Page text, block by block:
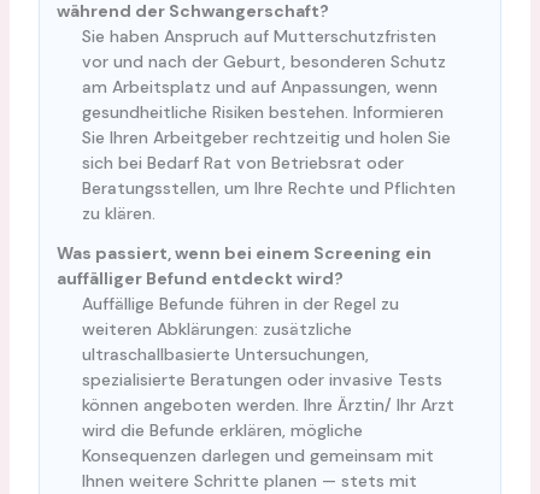
während der Schwangerschaft?
Sie haben Anspruch auf Mutterschutzfristen
vor und nach der Geburt, besonderen Schutz
am Arbeitsplatz und auf Anpassungen, wenn
gesundheitliche Risiken bestehen. Informieren
Sie Ihren Arbeitgeber rechtzeitig und holen Sie
sich bei Bedarf Rat von Betriebsrat oder
Beratungsstellen, um Ihre Rechte und Pflichten
zu klären.
Was passiert, wenn bei einem Screening ein
auffälliger Befund entdeckt wird?
Auffällige Befunde führen in der Regel zu
weiteren Abklärungen: zusätzliche
ultraschallbasierte Untersuchungen,
spezialisierte Beratungen oder invasive Tests
können angeboten werden. Ihre Ärztin/ Ihr Arzt
wird die Befunde erklären, mögliche
Konsequenzen darlegen und gemeinsam mit
Ihnen weitere Schritte planen — stets mit